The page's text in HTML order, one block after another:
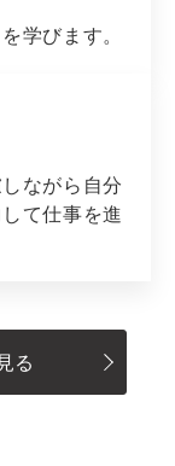
学びます。
ながら自分
て仕事を進
る